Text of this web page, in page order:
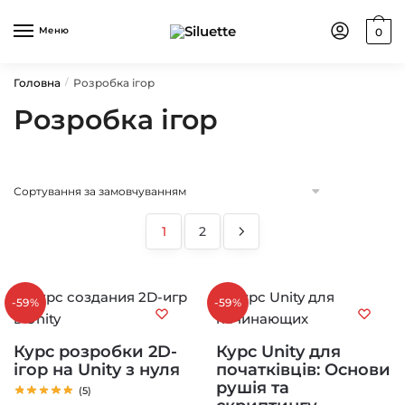
Меню 0
Головна / Розробка ігор
Розробка ігор
1 2
-59%
Курс розробки 2D-
ігор на Unity з нуля
(5)
-59%
Курс Unity для
початківців: Основи
рушія та